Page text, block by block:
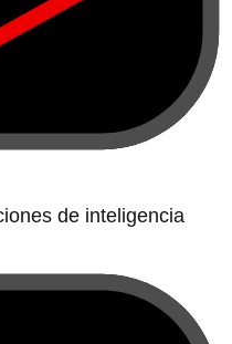
de inteligencia